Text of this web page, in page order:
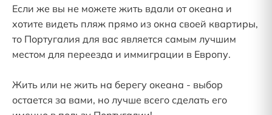
Если же вы не можете жить вдали от океана и
хотите видеть пляж прямо из окна своей квартиры,
то Португалия для вас является самым лучшим
местом для переезда и иммиграции в Европу.
Жить или не жить на берегу океана - выбор
остается за вами, но лучше всего сделать его